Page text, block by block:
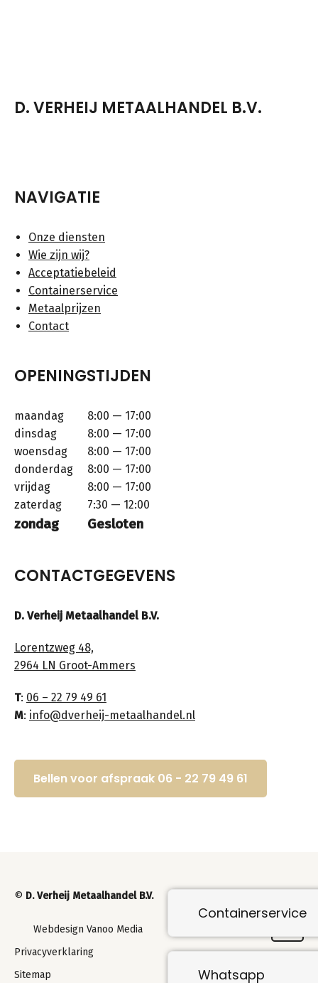
D. VERHEIJ METAALHANDEL B.V.
NAVIGATIE
Onze diensten
Wie zijn wij?
Acceptatiebeleid
Containerservice
Metaalprijzen
Contact
OPENINGSTIJDEN
maandag
8:00 — 17:00
dinsdag
8:00 — 17:00
woensdag
8:00 — 17:00
donderdag
8:00 — 17:00
vrijdag
8:00 — 17:00
zaterdag
7:30 — 12:00
zondag Gesloten
CONTACTGEGEVENS
D. Verheij Metaalhandel B.V.
Lorentzweg 48,
2964 LN Groot-Ammers
T: 06 – 22 79 49 61
M: info@dverheij-metaalhandel.nl
Bellen voor afspraak 06 - 22 79 49 61
Containerservice
Whatsapp
© D. Verheij Metaalhandel B.V.
Webdesign Vanoo Media
Privacyverklaring
Sitemap